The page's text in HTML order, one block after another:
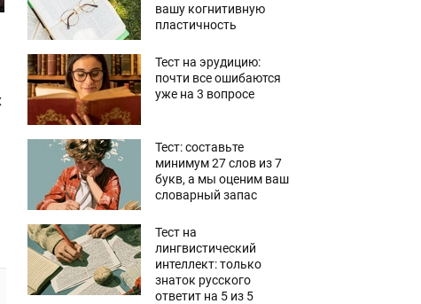
вашу когнитивную
пластичность
Тест на эрудицию:
почти все ошибаются
уже на 3 вопросе
Тест: составьте
минимум 27 слов из 7
букв, а мы оценим ваш
словарный запас
Тест на
лингвистический
интеллект: только
знаток русского
ответит на 5 из 5